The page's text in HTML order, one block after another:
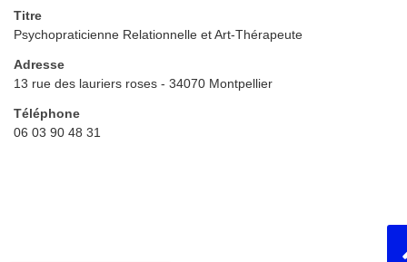
Titre
Psychopraticienne Relationnelle et Art-Thérapeute
Adresse
13 rue des lauriers roses - 34070 Montpellier
Téléphone
06 03 90 48 31